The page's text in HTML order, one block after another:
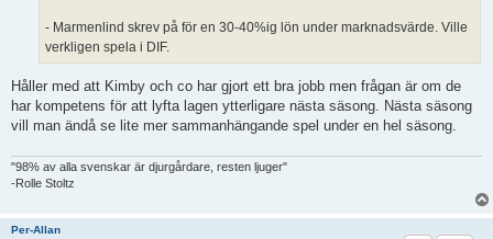
- Marmenlind skrev på för en 30-40%ig lön under marknadsvärde. Ville
verkligen spela i DIF.
Håller med att Kimby och co har gjort ett bra jobb men frågan är om de
har kompetens för att lyfta lagen ytterligare nästa säsong. Nästa säsong
vill man ändå se lite mer sammanhängande spel under en hel säsong.
"98% av alla svenskar är djurgårdare, resten ljuger"
-Rolle Stoltz
Per-Allan